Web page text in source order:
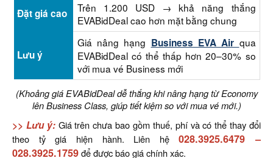
Đặt giá cao
Trên 1.200 USD → khả năng thắng
EVABidDeal cao hơn mặt bằng chung
Lưu ý
Giá nâng hạng Business EVA Air qua
EVABidDeal có thể thấp hơn 20–30% so
với mua vé Business mới
(Khoảng giá EVABidDeal dễ thắng khi nâng hạng từ Economy
lên Business Class, giúp tiết kiệm so với mua vé mới.)
>> Lưu ý: Giá trên chưa bao gồm thuế, phí và có thể thay đổi
theo tỷ giá hiện hành. Liên hệ
028.3925.6479 –
028.3925.1759để được báo giá chính xác.